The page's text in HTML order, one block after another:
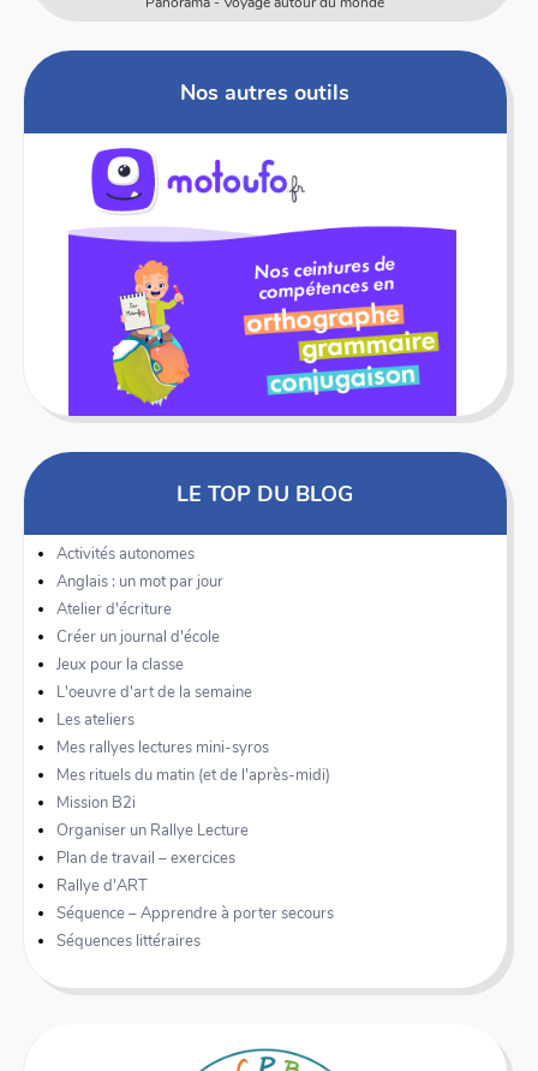
Nos autres outils
LE TOP DU BLOG
Activités autonomes
Anglais : un mot par jour
Atelier d'écriture
Créer un journal d'école
Jeux pour la classe
L'oeuvre d'art de la semaine
Les ateliers
Mes rallyes lectures mini-syros
Mes rituels du matin (et de l'après-midi)
Mission B2i
Organiser un Rallye Lecture
Plan de travail – exercices
Rallye d'ART
Séquence – Apprendre à porter secours
Séquences littéraires